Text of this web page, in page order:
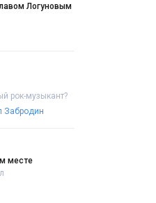
Логуновым
рок-музыкант?
Забродин
месте